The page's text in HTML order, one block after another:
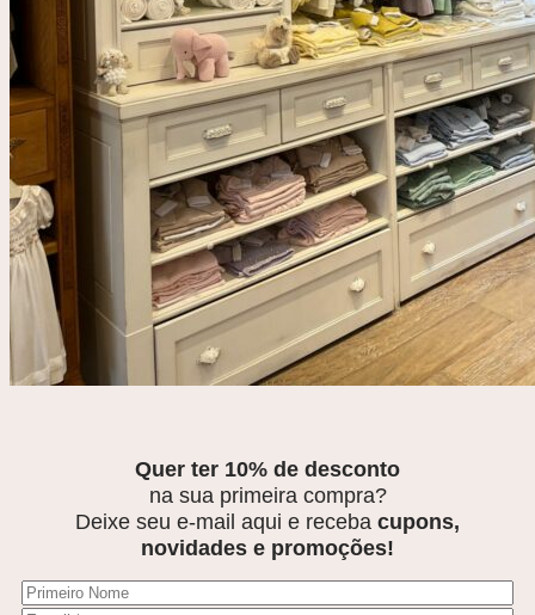
Quer ter 10% de desconto
na sua primeira compra?
Deixe seu e-mail aqui e receba cupons,
novidades e promoções!